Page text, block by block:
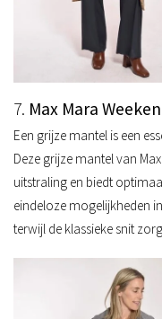
7. Max Mara
Een grijze mantel is een
Deze grijze mantel van
uitstraling en biedt
eindeloze mogelijkheden
terwijl de klassieke snit